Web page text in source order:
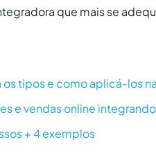
que mais se
tipos e como aplicá-los
e vendas online
+ 4 exemplos